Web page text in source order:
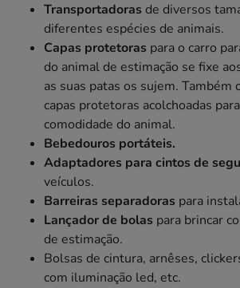
Transportadoras de diversos
diferentes espécies de animais.
Capas protetoras para o carro
do animal de estimação se fixe
as suas patas os sujem. Também
capas protetoras acolchoadas
comodidade do animal.
Bebedouros portáteis.
Adaptadores para cintos de
veículos.
Barreiras separadoras para
Lançador de bolas para brincar
de estimação.
Bolsas de cintura, arnêses,
com iluminação led, etc.